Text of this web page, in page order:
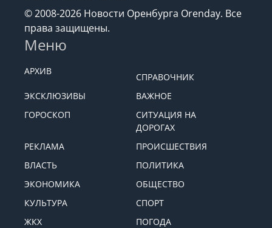
© 2008-2026 Новости Оренбурга Orenday. Все
права защищены.
Меню
АРХИВ
СПРАВОЧНИК
ЭКСКЛЮЗИВЫ
ВАЖНОЕ
ГОРОСКОП
СИТУАЦИЯ НА
ДОРОГАХ
РЕКЛАМА
ПРОИСШЕСТВИЯ
ВЛАСТЬ
ПОЛИТИКА
ЭКОНОМИКА
ОБЩЕСТВО
КУЛЬТУРА
СПОРТ
ЖКХ
ПОГОДА